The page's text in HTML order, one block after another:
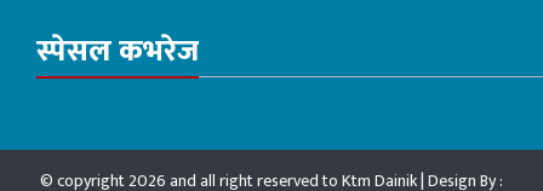
स्पेसल कभरेज
© copyright 2026 and all right reserved to Ktm Dainik | Design By :